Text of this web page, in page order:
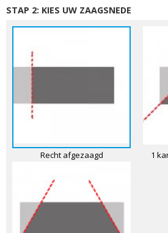
STAP 2: KIES UW ZAAGSNEDE
Recht afgezaagd 1